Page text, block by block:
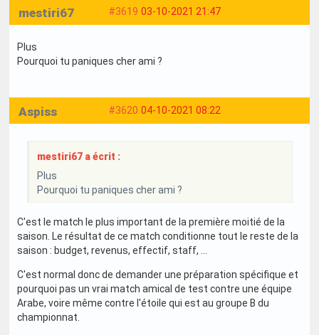
#3619 03-10-2021 21:47
mestiri67
Plus
Pourquoi tu paniques cher ami ?
#3620 04-10-2021 08:22
Aspiss
mestiri67 a écrit :
Plus
Pourquoi tu paniques cher ami ?
C'est le match le plus important de la première moitié de la
saison. Le résultat de ce match conditionne tout le reste de la
saison : budget, revenus, effectif, staff, ...
C'est normal donc de demander une préparation spécifique et
pourquoi pas un vrai match amical de test contre une équipe
Arabe, voire même contre l'étoile qui est au groupe B du
championnat.